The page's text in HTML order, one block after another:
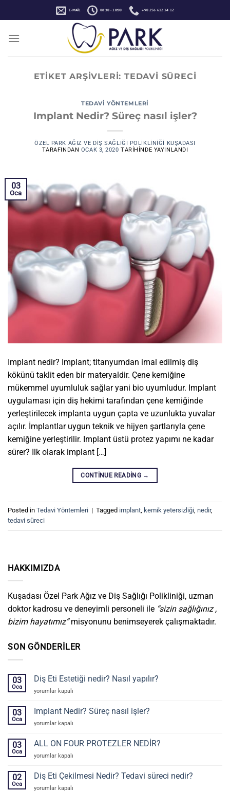
atla
E-MAIL 08:30 - 18:00 +90 256 612 14 12
ETIKET ARŞIVLERI: TEDAVI SÜRECI
TEDAVI YÖNTEMLERI
Implant Nedir? Süreç nasıl işler?
ÖZEL PARK AĞIZ VE DIŞ SAĞLIĞI POLIKLINIĞI KUŞADASI
TARAFINDAN OCAK 3, 2020 TARIHINDE YAYINLANDI
03
Oca
Implant nedir? Implant; titanyumdan imal edilmiş diş
kökünü taklit eden bir materyaldir. Çene kemiğine
mükemmel uyumluluk sağlar yani bio uyumludur. Implant
uygulaması için diş hekimi tarafından çene kemiğinde
yerleştirilecek implanta uygun çapta ve uzunlukta yuvalar
açılır. İmplantlar uygun teknik ve hijyen şartlarıyla çene
kemiğine yerleştirilir. Implant üstü protez yapımı ne kadar
sürer? Ilk olarak implant […]
CONTINUE READING →
Posted in Tedavi Yöntemleri | Tagged implant, kemik yetersizliği, nedir,
tedavi süreci
HAKKIMIZDA
Kuşadası Özel Park Ağız ve Diş Sağlığı Polikliniği, uzman
doktor kadrosu ve deneyimli personeli ile “sizin sağlığınız ,
bizim hayatımız”misyonunu benimseyerek çalışmaktadır.
SON GÖNDERILER
03
Oca
Diş Eti Estetiği nedir? Nasıl yapılır?
Diş
Estetiği
nedir?
Nasıl
için
yorumlar kapalı
03
Oca
Implant Nedir? Süreç nasıl işler?
Implant
Süreç
işler?
yorumlar kapalı
03
Oca
ALL ON FOUR PROTEZLER NEDİR?
ALL
FOUR
PROTEZLER
NEDİR?
yorumlar kapalı
02
Oca
Diş Eti Çekilmesi Nedir? Tedavi süreci nedir?
Diş
yorumlar kapalı